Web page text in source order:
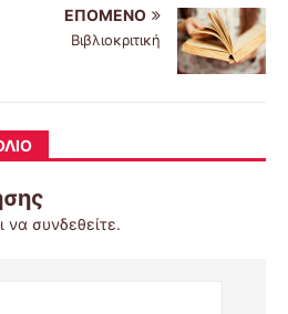
ΕΠΌΜΕΝΟ
Βιβλιοκριτική
να συνδεθείτε.